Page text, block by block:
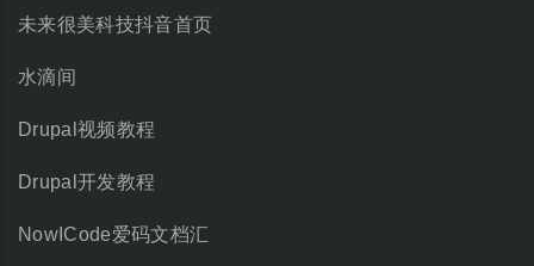
未来很美科技抖音首页
水滴间
Drupal视频教程
Drupal开发教程
NowICode爱码文档汇